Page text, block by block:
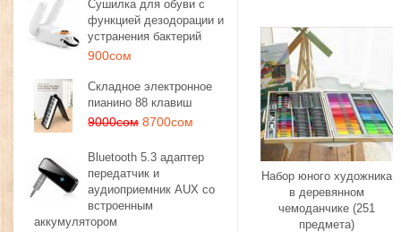
Сушилка для обуви с
функцией дезодорации и
устранения бактерий
900сом
Складное электронное
пианино 88 клавиш
9000сом 8700сом
Bluetooth 5.3 адаптер
передатчик и
аудиоприемник AUX со
встроенным
аккумулятором
Набор юного художника
в деревянном
чемоданчике (251
предмета)